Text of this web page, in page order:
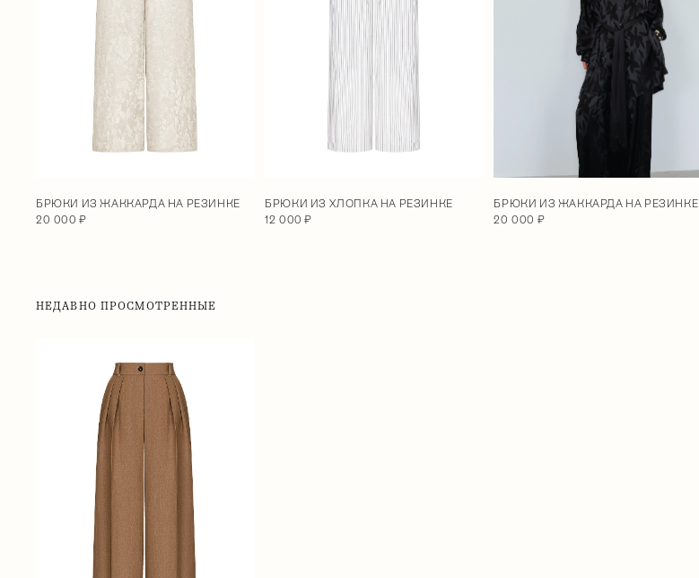
БРЮКИ ИЗ ЖАККАРДА НА РЕЗИНКЕ
20 000 ₽
БРЮКИ ИЗ ХЛОПКА НА РЕЗИНКЕ
12 000 ₽
БРЮКИ ИЗ ЖАККАРДА НА РЕЗИНКЕ
20 000 ₽
НЕДАВНО ПРОСМОТРЕННЫЕ